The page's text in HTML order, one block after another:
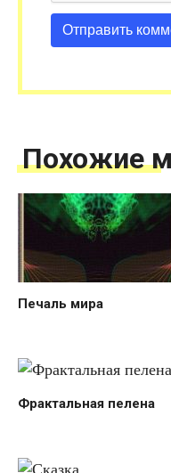
Похожие
Печаль мира
Фрактальная пелена